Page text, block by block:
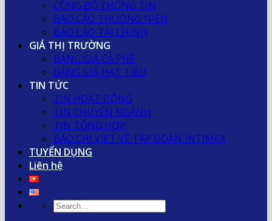
CÔNG BỐ THÔNG TIN
BÁO CÁO THƯỜNG NIÊN
BÁO CÁO TÀI CHÍNH
GIÁ THỊ TRƯỜNG
BẢNG GIÁ CÀ PHÊ
BẢNG GIÁ HẠT TIÊU
TIN TỨC
TIN HOẠT ĐỘNG
TIN CHUYÊN NGÀNH
TIN TỔNG HỢP
BÁO CHÍ VIẾT VỀ TẬP ĐOÀN INTIMEX
TUYỂN DỤNG
Liên hệ